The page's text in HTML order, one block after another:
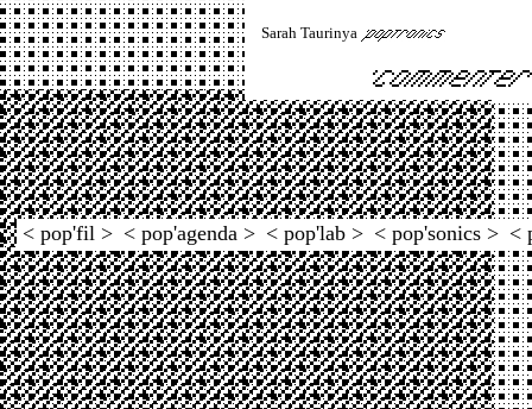
Sarah Taurinya
< pop'fil > < pop'agenda > < pop'lab > < pop'sonics > <